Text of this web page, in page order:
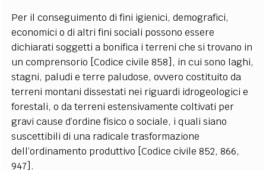
Per il conseguimento di fini igienici, demografici,
economici o di altri fini sociali possono essere
dichiarati soggetti a bonifica i terreni che si trovano in
un comprensorio [Codice civile 858], in cui sono laghi,
stagni, paludi e terre paludose, ovvero costituito da
terreni montani dissestati nei riguardi idrogeologici e
forestali, o da terreni estensivamente coltivati per
gravi cause d’ordine fisico o sociale, i quali siano
suscettibili di una radicale trasformazione
dell’ordinamento produttivo [Codice civile 852, 866,
947].